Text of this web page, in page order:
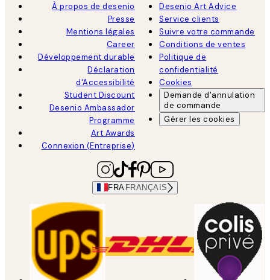
À propos de desenio
Presse
Mentions légales
Career
Développement durable
Déclaration
d'Accessibilité
Student Discount
Desenio Ambassador
Programme
Art Awards
Connexion (Entreprise)
Desenio Art Advice
Service clients
Suivre votre commande
Conditions de ventes
Politique de
confidentialité
Cookies
Demande d'annulation
de commande
Gérer les cookies
FRA FRANÇAIS